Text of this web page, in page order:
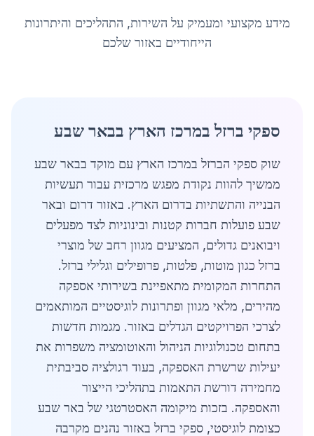
מידע מקצועי ומעמיק על השירות, התהליכים והיתרונות
הייחודיים באזור שלכם
ספקי ברזל במרכז הארץ בבאר שבע
שוק ספקי הברזל במרכז הארץ עם מוקד בבאר שבע
ממשיך להוות נקודת מפגש מרכזית עבור תעשיות
הבנייה והתשתיות בדרום הארץ. באזור דרום ובאר
שבע פועלות חברות קטנות ובינוניות לצד מפעלים
ויבואנים גדולים, המציעים מגוון רחב של מוצרי
ברזל כגון מוטות, פלטות, פרופילים וגלילי ברזל.
התחרות המקומית מתאפיינת בשירותי אספקה
מהירים, מלאי מגוון ופתרונות לוגיסטיים המותאמים
לצרכי הפרויקטים הגדלים באזור. מגמות חדשות
בתחום טכנולוגיות הניהול והאוטומציה משפרות את
יעילות שרשרת האספקה, בעוד רגולציה סביבתית
מחמירה דורשת התאמות בתהליכי הייצור
והאספקה. בזכות מיקומה האסטרטגי של באר שבע
כצומת לוגיסטי, ספקי ברזל באזור נהנים מקרבה